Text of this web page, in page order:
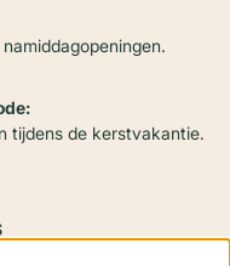
tijdens de kerstvakantie.